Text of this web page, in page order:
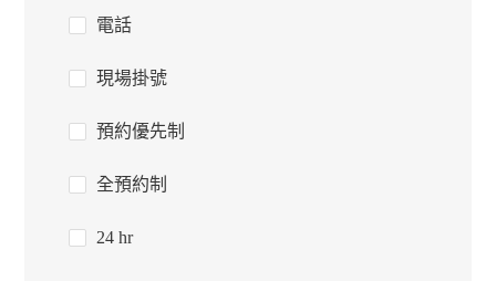
電話
現場掛號
預約優先制
全預約制
24 hr